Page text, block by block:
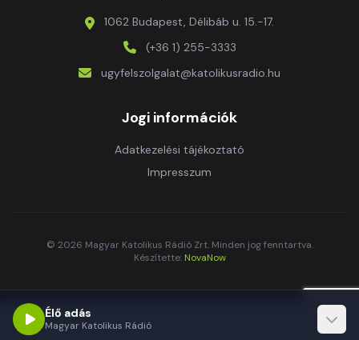
1062 Budapest, Délibáb u. 15.-17.
(+36 1) 255-3333
ugyfelszolgalat@katolikusradio.hu
Jogi információk
Adatkezelési tájékoztató
Impresszum
© 2026 Magyar Katolikus Rádió Zrt. Minden jog fenntartva.
Készítette: NovaNow
Élő adás
Magyar Katolikus Rádió